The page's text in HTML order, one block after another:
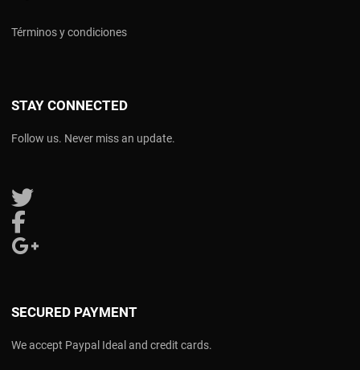
Términos y condiciones
STAY CONNECTED
Follow us. Never miss an update.
Follow us on Twitter
SECURED PAYMENT
We accept Paypal Ideal and credit cards.